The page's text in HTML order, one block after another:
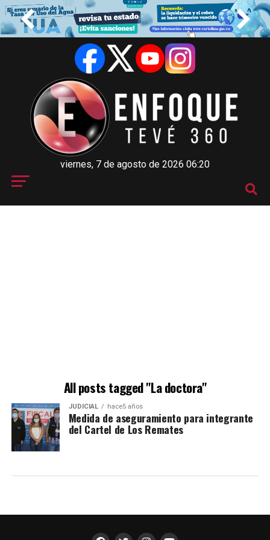
viernes, 7 de agosto de 2026 06:20
All posts tagged "La doctora"
JUDICIAL hace5 años
Medida de aseguramiento para integrante
del Cartel de Los Remates